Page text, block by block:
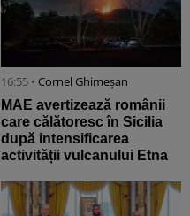
16:55 • Cornel Ghimeșan
MAE avertizează românii
care călătoresc în Sicilia
după intensificarea
activității vulcanului Etna